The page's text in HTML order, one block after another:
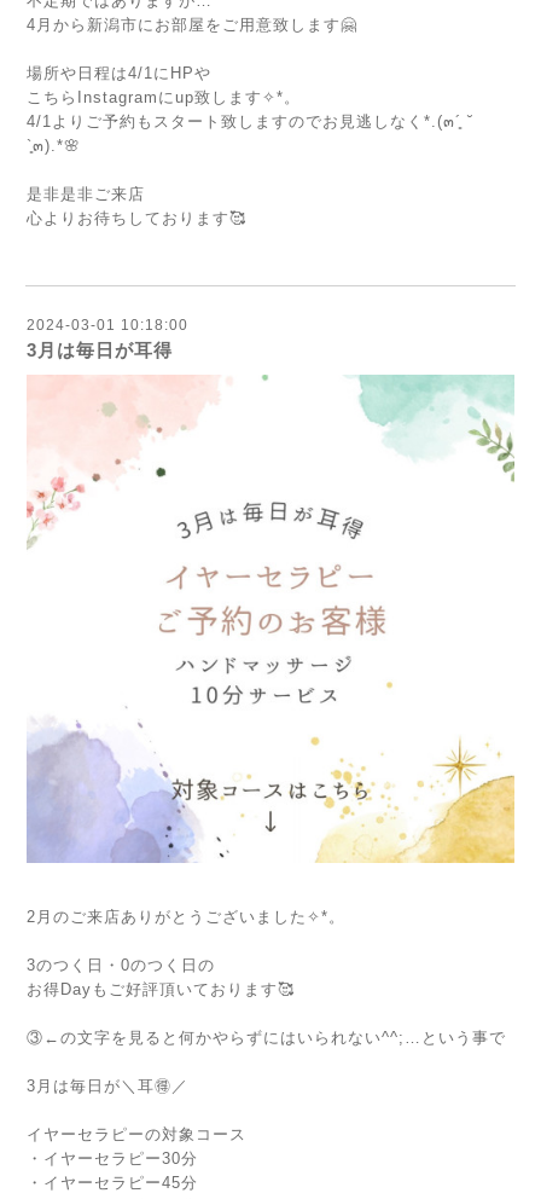
4月から新潟市にお部屋をご用意致します🤗
場所や日程は4/1にHPや
こちらInstagramにup致します✧*。
4/1よりご予約もスタート致しますのでお見逃しなく*.(๓´͈ ˘
`͈๓).*🌸
是非是非ご来店
心よりお待ちしております🥰
2024-03-01 10:18:00
3月は毎日が耳得
2月のご来店ありがとうございました✧*。
3のつく日・0のつく日の
お得Dayもご好評頂いております🥰
③←の文字を見ると何かやらずにはいられない^^;…という事で
3月は毎日が＼耳🉐／
イヤーセラピーの対象コース
・イヤーセラピー30分
・イヤーセラピー45分